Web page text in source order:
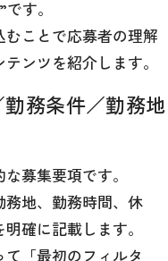
す。
ことで応募者の理解
ンツを紹介します。
務条件／勤務地
募集要項です。
地、勤務時間、休
確に記載します。
「最初のフィルタ